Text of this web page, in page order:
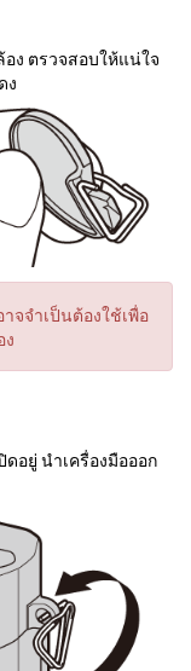
อง ตรวจสอบให้แน่ใจ
ง
จจำเป็นต้องใช้เพื่อ
ง
ดอยู่ นำเครื่องมือออก